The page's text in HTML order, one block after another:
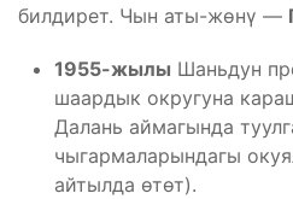
билдирет. Чын аты-жөнү —
1955-жылы Шаньдун
шаардык округуна
Далань аймагында
чыгармаларындагы
айтылда өтөт).